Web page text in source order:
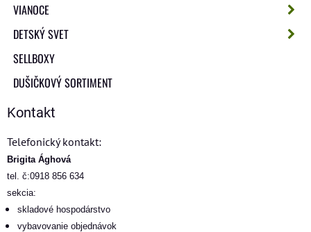
VIANOCE
DETSKÝ SVET
SELLBOXY
DUŠIČKOVÝ SORTIMENT
Kontakt
Telefonický kontakt:
Brigita Ághová
tel. č:0918 856 634
sekcia:
skladové hospodárstvo
vybavovanie objednávok